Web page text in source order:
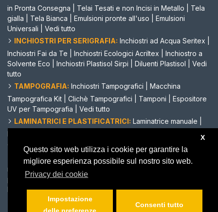
Questo sito web utilizza i cookie per garantire la
migliore esperienza possibile sul nostro sito web.
Privacy dei cookie
X
Impostazione
Consenti tutto
in Pronta Consegna
Telai Tesati e non Incisi in Metallo
Tela
gialla
Tela Bianca Emulsioni pronte all'uso
Emulsioni
Universali
Vedi tutto
INCHIOSTRI PER SERIGRAFIA: Inchiostri ad Acqua Seritex
Inchiostri Fai da Te
Inchiostri Ecologici Acriltex
Inchiostro a
Solvente Eco
Inchiostri Plastisol Sirpi Diluenti Plastisol
Vedi
tutto
TAMPOGRAFIA: Inchiostri Tampografici
Macchina
Tampografica Kit
Clichè Tampografici Tamponi
Espositore
UV per Tampografia
Vedi tutto
LAMINATRICI E PLASTIFICATRICI: Laminatrice manuale
Laminatrice automatica
depliant
TAGLIACARTE E CORDONATRICI MANUALI:
Tagliacarte
manuale A3
per la carta|Plotter da taglio
Ricambio|Vedi tutto